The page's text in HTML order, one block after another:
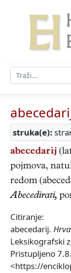
struka(e):
abecedarij
pojmova,
redom
Abecedirati,
Citiranje:
abecedarij.
Leksikografski
Pristupljeno
<https://